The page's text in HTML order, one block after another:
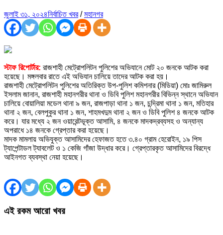
জুলাই ৩১, ২০২৪নির্বাচিত খবর/মহানগর
স্টাফ রিপোর্টার: রাজশাহী মেট্রোপলিটন পুলিশের অভিযানে মোট ২০ জনকে আটক করা
হয়েছে। মঙ্গলবার রাতে এই অভিযান চালিয়ে তাদের আটক করা হয়।
রাজশাহী মেট্রোপলিটন পুলিশের অতিরিক্ত উপ-পুলিশ কমিশনার (মিডিয়া) মোঃ জামিরুল
ইসলাম জানান, রাজশাহী মহানগরীর থানা ও ডিবি পুলিশ মহানগরীর বিভিন্ন স্থানে অভিযান
চালিয়ে বোয়ালিয়া মডেল থানা ৯ জন, রাজপাড়া থানা ১ জন, চন্দ্রিমা থানা ১ জন, মতিহার
থানা ২ জন, বেলপুকুর থানা ১ জন, শাহমখদুম থানা ২ জন ও ডিবি পুলিশ ৪ জনকে আটক
করে। যার মধ্যে ২ জন ওয়ারেন্টভূক্ত আসামি, ৪ জনকে মাদকদ্রব্যসহ ও অন্যান্য
অপরাধে ১৪ জনকে গ্রেপ্তার করা হয়েছে।
মাদক মামলায় অভিযুক্ত আসামিদের হেফাজত হতে ৩.৪০ গ্রাম হেরোইন, ১৯ পিস
ট্যাপেন্টাডল ট্যাবলেট ও ১ কেজি গাঁজা উদ্ধার করে। গ্রেপ্তারকৃত আসামিদের বিরদ্ধে
আইনগত ব্যবস্থা নেয়া হয়েছে।
এই রকম আরো খবর